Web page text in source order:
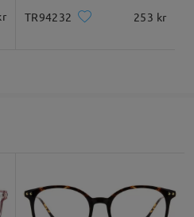
TR94232 253 kr